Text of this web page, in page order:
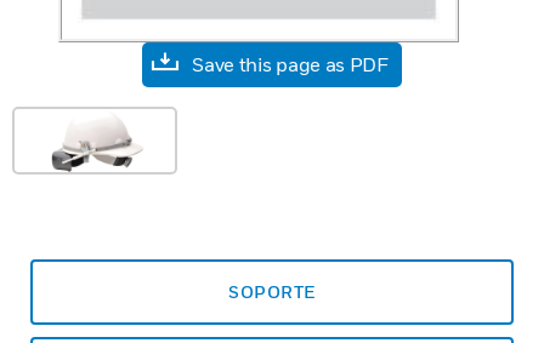
Save this page as PDF
SOPORTE